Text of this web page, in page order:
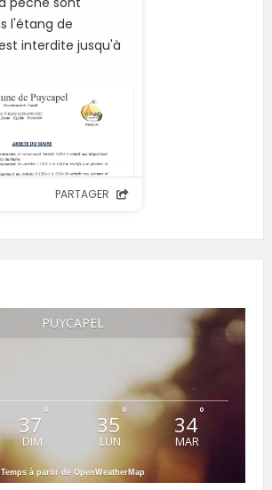
PUYCAPEL
37 °
DIM
35°
LUN
34°
MAR
Temps à partir de OpenWeatherMap